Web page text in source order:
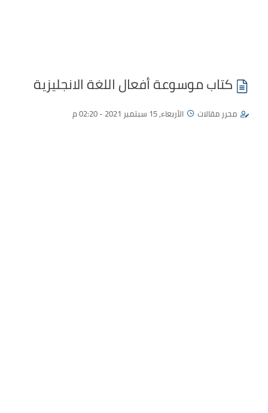
كتاب موسوعة أفعال اللغة الانجليزية
محرر مقالات الأربعاء, 15 سبتمبر 2021 - 02:20 م